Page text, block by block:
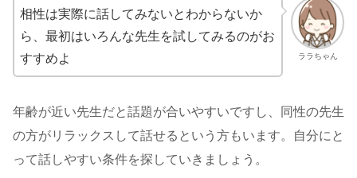
ララちゃん
相性は実際に話してみないとわからないか
ら、最初はいろんな先生を試してみるのがお
すすめよ
年齢が近い先生だと話題が合いやすいですし、同性の先生
の方がリラックスして話せるという方もいます。自分にと
って話しやすい条件を探していきましょう。